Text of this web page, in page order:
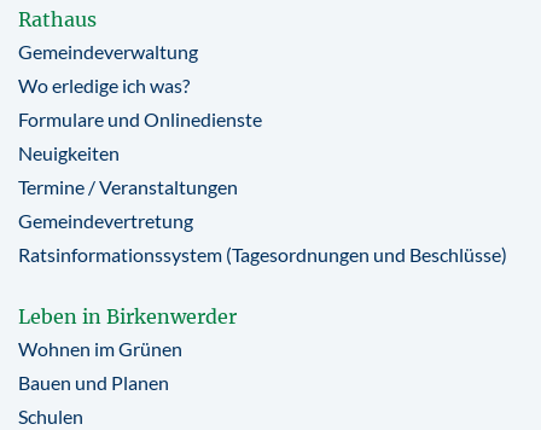
Rathaus
Gemeindeverwaltung
Wo erledige ich was?
Formulare und Onlinedienste
Neuigkeiten
Termine / Veranstaltungen
Gemeindevertretung
Ratsinformationssystem (Tagesordnungen und Beschlüsse)
Leben in Birkenwerder
Wohnen im Grünen
Bauen und Planen
Schulen